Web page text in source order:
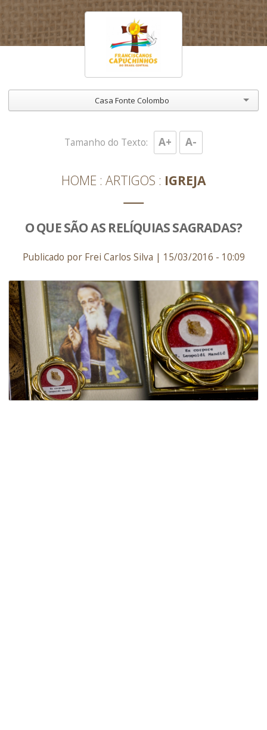
Casa Fonte Colombo
HOME ARTIGOS IGREJA
Tamanho do Texto: A+ A-
O QUE SÃO AS RELÍQUIAS SAGRADAS?
Publicado por Frei Carlos Silva | 15/03/2016 - 10:09